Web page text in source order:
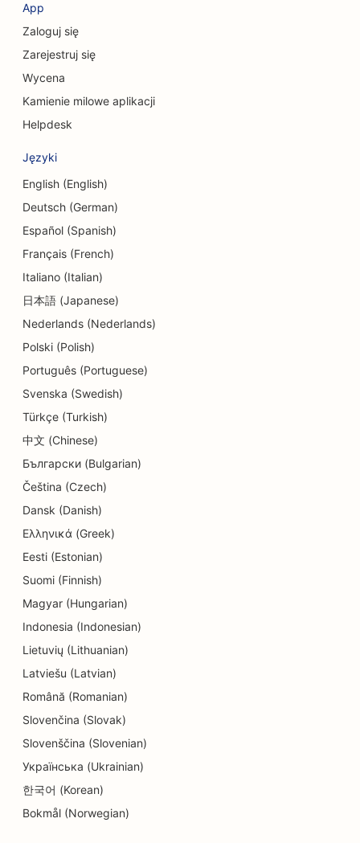
SEO dla firm konsultingowych
SEO dla delikatesów
SEO dla usług doradztwa w zakresie zadłużenia
SEO dla usług wymiany walut
SEO dla studiów tańca
SEO dla usług dermabrazji
SEO dla ośrodków opieki dziennej
SEO dla klinik dentystycznych
SEO dla sklepów z detalami
SEO dla restauracji
SEO dla sklepów z babeczkami
SEO dla sklepów z pączkami
SEO dla elektryków
SEO dla pralni chemicznych
SEO dla sklepów z elektroniką
SEO dla endodontów
SEO dla rozrywki i rekreacji
SEO dla escape roomów
EO dla restauracji etnicznych
SEO dla restauracji typu 'od pola do stołu
SEO dla usług liftingu twarzy
SEO dla restauracji rodzinnych
App
Zaloguj się
Zarejestruj się
Wycena
Kamienie milowe aplikacji
Helpdesk
Języki
English (English)
Deutsch (German)
Español (Spanish)
Français (French)
Italiano (Italian)
日本語 (Japanese)
Nederlands (Nederlands)
Polski (Polish)
Português (Portuguese)
Svenska (Swedish)
Türkçe (Turkish)
中文 (Chinese)
Български (Bulgarian)
Čeština (Czech)
Dansk (Danish)
Ελληνικά (Greek)
Eesti (Estonian)
Suomi (Finnish)
Magyar (Hungarian)
Indonesia (Indonesian)
Lietuvių (Lithuanian)
Latviešu (Latvian)
Română (Romanian)
Slovenčina (Slovak)
Slovenščina (Slovenian)
Українська (Ukrainian)
한국어 (Korean)
Bokmål (Norwegian)